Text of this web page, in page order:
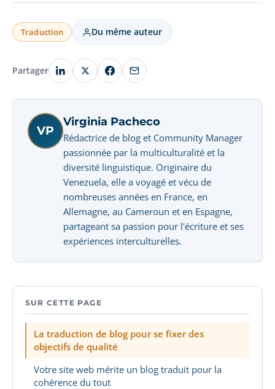
Traduction Du même auteur
Partager
VP
Virginia Pacheco
Rédactrice de blog et Community Manager
passionnée par la multiculturalité et la
diversité linguistique. Originaire du
Venezuela, elle a voyagé et vécu de
nombreuses années en France, en
Allemagne, au Cameroun et en Espagne,
partageant sa passion pour l'écriture et ses
expériences interculturelles.
SUR CETTE PAGE
La traduction de blog pour se fixer des
objectifs de qualité
Votre site web mérite un blog traduit pour la
cohérence du tout